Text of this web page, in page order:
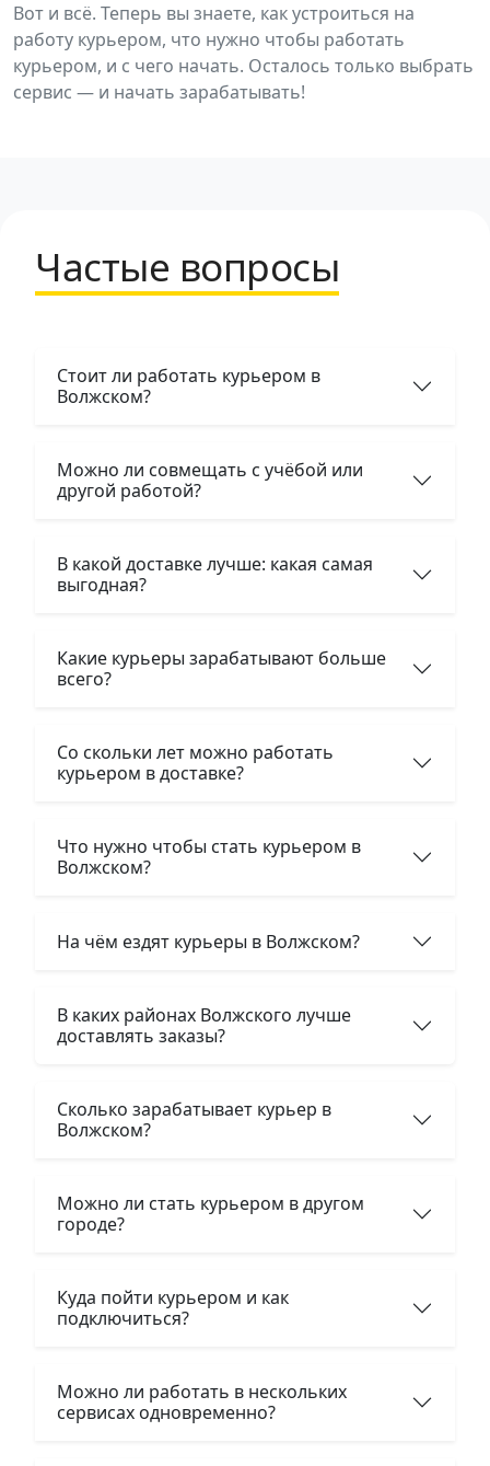
Вот и всё. Теперь вы знаете, как устроиться на
работу курьером, что нужно чтобы работать
курьером, и с чего начать. Осталось только выбрать
сервис — и начать зарабатывать!
Частые вопросы
Стоит ли работать курьером в
Волжском?
Можно ли совмещать с учёбой или
другой работой?
В какой доставке лучше: какая самая
выгодная?
Какие курьеры зарабатывают больше
всего?
Со скольки лет можно работать
курьером в доставке?
Что нужно чтобы стать курьером в
Волжском?
На чём ездят курьеры в Волжском?
В каких районах Волжского лучше
доставлять заказы?
Сколько зарабатывает курьер в
Волжском?
Можно ли стать курьером в другом
городе?
Куда пойти курьером и как
подключиться?
Можно ли работать в нескольких
сервисах одновременно?